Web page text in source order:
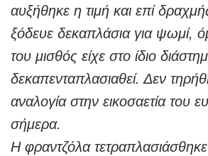
αυξήθηκε η τιμή και επί
ξόδευε δεκαπλάσια για ψωμί,
του μισθός είχε στο ίδιο
δεκαπενταπλασιαθεί. Δεν
αναλογία στην εικοσαετία του
σήμερα.
Η φραντζόλα τετραπλασιάσθηκε